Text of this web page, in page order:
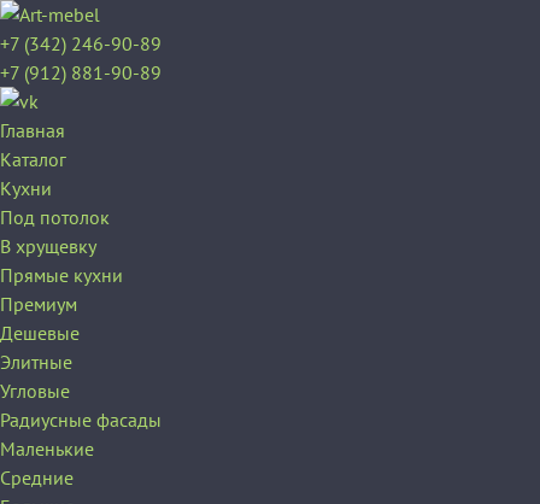
+7 (342) 246-90-89
+7 (912) 881-90-89
Главная
Каталог
Кухни
Под потолок
В хрущевку
Прямые кухни
Премиум
Дешевые
Элитные
Угловые
Радиусные фасады
Маленькие
Средние